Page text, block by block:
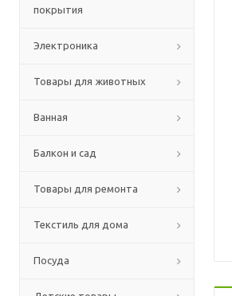
покрытия
Электроника
Товары для животных
Ванная
Балкон и сад
Товары для ремонта
Текстиль для дома
Посуда